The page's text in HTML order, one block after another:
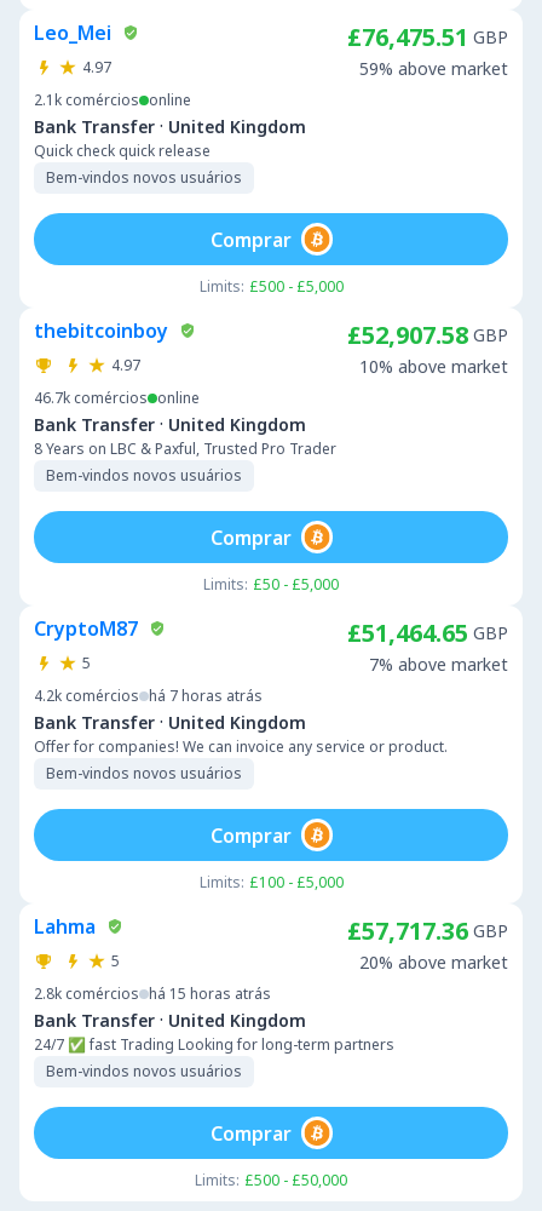
Leo_Mei
4.97
2.1k comércios online
Bank Transfer · United Kingdom
Quick check quick release
Bem-vindos novos usuários
£76,475.51 GBP
59% above market
Limits: £500 - £5,000
Comprar
thebitcoinboy
4.97
46.7k comércios online
Bank Transfer · United Kingdom
8 Years on LBC & Paxful, Trusted Pro Trader
Bem-vindos novos usuários
£52,907.58 GBP
10% above market
Limits: £50 - £5,000
Comprar
CryptoM87
5
4.2k comércios há 7 horas atrás
Bank Transfer · United Kingdom
Offer for companies! We can invoice any service or product.
Bem-vindos novos usuários
£51,464.65 GBP
7% above market
Limits: £100 - £5,000
Comprar
Lahma
5
2.8k comércios há 15 horas atrás
Bank Transfer · United Kingdom
24/7 ✅ fast Trading Looking for long-term partners
Bem-vindos novos usuários
£57,717.36 GBP
20% above market
Limits: £500 - £50,000
Comprar